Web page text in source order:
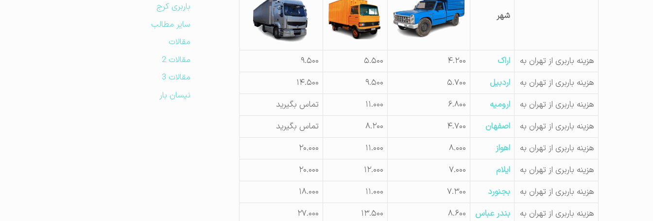
شهر
هزینه باربری از تهران به اراک ۴.۲۰۰ ۵.۵۰۰
۹.۵۰۰
هزینه باربری از تهران به
اردبیل ۵.۷۰۰ ۹.۵۰۰
۱۴.۵۰۰
هزینه باربری از تهران به
ارومیه ۶.۸۰۰ ۱۱.۰۰۰
تماس بگیرید
هزینه باربری از تهران به
اصفهان ۴.۷۰۰ ۸.۲۰۰
تماس بگیرید
هزینه باربری از تهران به
اهواز ۸.۰۰۰ ۱۱.۰۰۰
۲۰.۰۰۰
هزینه باربری از تهران به
ایلام ۷.۰۰۰ ۱۲.۰۰۰
۲۰.۰۰۰
هزینه باربری از تهران به
بجنورد ۷.۳۰۰ ۱۱.۰۰۰
۱۸.۰۰۰
هزینه باربری از تهران به
بندر عباس ۸.۶۰۰ ۱۳.۵۰۰
۲۷.۰۰۰
باربری کرج
سایر مطالب
مقالات
مقالات 2
مقالات 3
نیسان بار